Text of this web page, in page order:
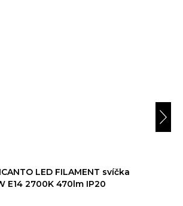
LED FILAMENT svíčka
E14 2700K 470lm IP20